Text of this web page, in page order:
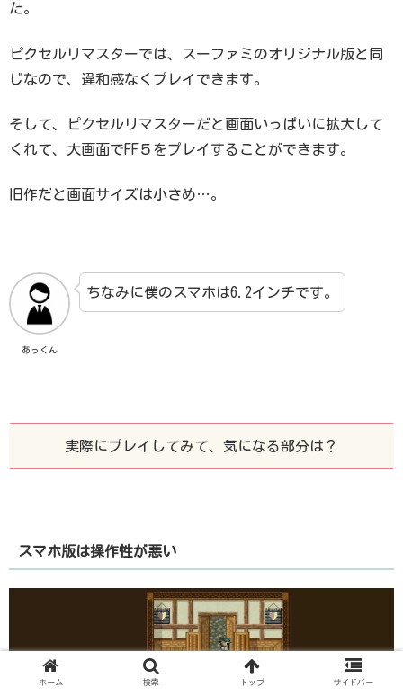
た。
ピクセルリマスターでは、スーファミのオリジナル版と同
じなので、違和感なくプレイできます。
そして、ピクセルリマスターだと画面いっぱいに拡大して
くれて、大画面でFF５をプレイすることができます。
旧作だと画面サイズは小さめ…。
あっくん
ちなみに僕のスマホは6.2インチです。
実際にプレイしてみて、気になる部分は？
スマホ版は操作性が悪い
ホーム 検索 トップ サイドバー